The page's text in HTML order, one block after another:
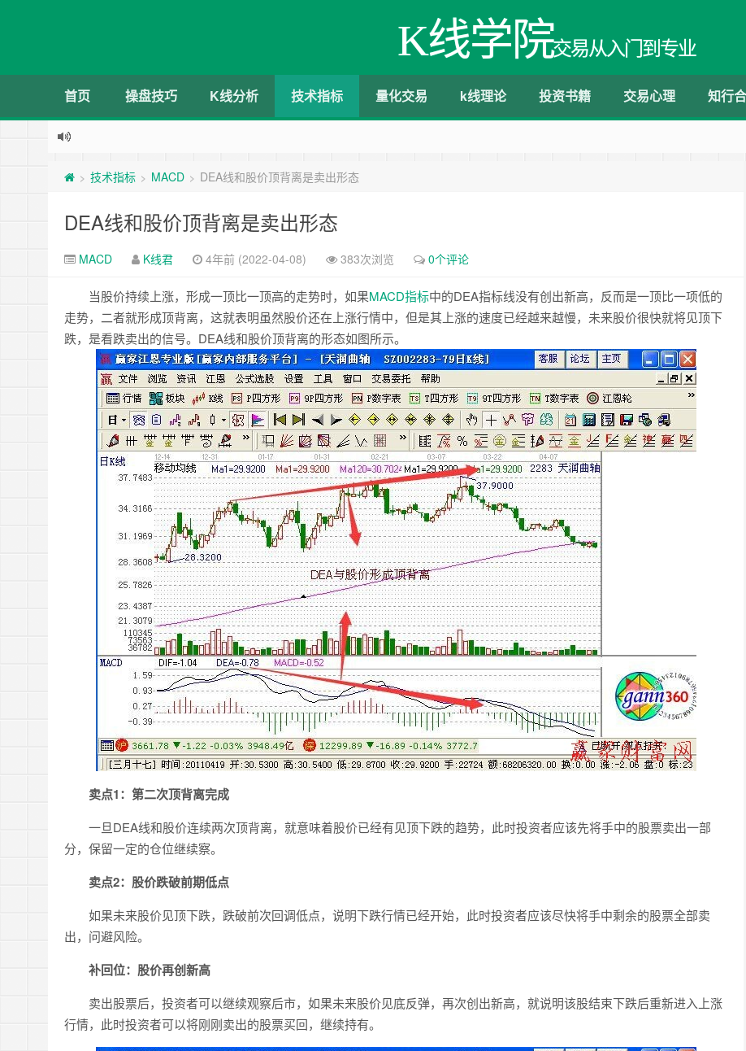
K线学院交易从入门到专业
首页 操盘技巧 K线分析 技术指标 量化交易 k线理论 投资书籍 交易心理 知行
> 技术指标 > MACD > DEA线和股价顶背离是卖出形态
DEA线和股价顶背离是卖出形态
MACD K线君 4年前 (2022-04-08) 383次浏览 0个评论
当股价持续上涨，形成一顶比一顶高的走势时，如果MACD指标中的DEA指标线没有创出新高，反而是一顶比一项低的
走势，二者就形成顶背离，这就表明虽然股价还在上涨行情中，但是其上涨的速度已经越来越慢，未来股价很快就将见顶下
跌，是看跌卖出的信号。DEA线和股价顶背离的形态如图所示。
卖点1：第二次顶背离完成
一旦DEA线和股价连续两次顶背离，就意味着股价已经有见顶下跌的趋势，此时投资者应该先将手中的股票卖出一部
分，保留一定的仓位继续察。
卖点2：股价跌破前期低点
如果未来股价见顶下跌，跌破前次回调低点，说明下跌行情已经开始，此时投资者应该尽快将手中剩余的股票全部卖
出，问避风险。
补回位：股价再创新高
卖出股票后，投资者可以继续观察后市，如果未来股价见底反弹，再次创出新高，就说明该股结束下跌后重新进入上涨
行情，此时投资者可以将刚刚卖出的股票买回，继续持有。